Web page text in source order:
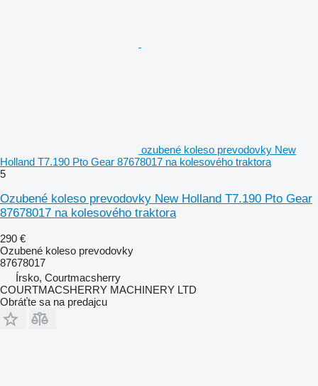
ozubené koleso prevodovky New
Holland T7.190 Pto Gear 87678017 na kolesového traktora
5
Ozubené koleso prevodovky New Holland T7.190 Pto Gear
87678017 na kolesového traktora
290 €
Ozubené koleso prevodovky
87678017
Írsko, Courtmacsherry
COURTMACSHERRY MACHINERY LTD
Obráťte sa na predajcu